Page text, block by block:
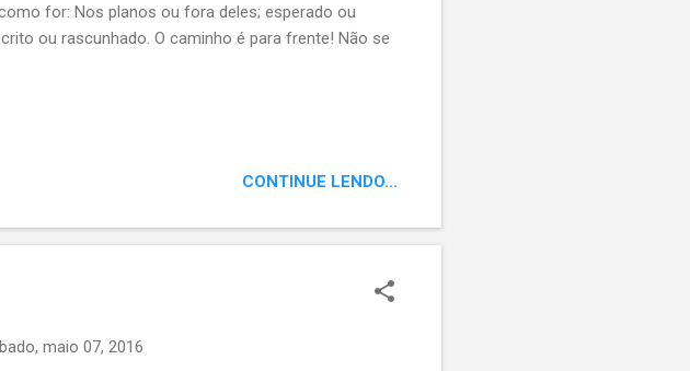
for: Nos planos ou fora deles; esperado ou
ou rascunhado. O caminho é para frente! Não se
CONTINUE LENDO...
maio 07, 2016